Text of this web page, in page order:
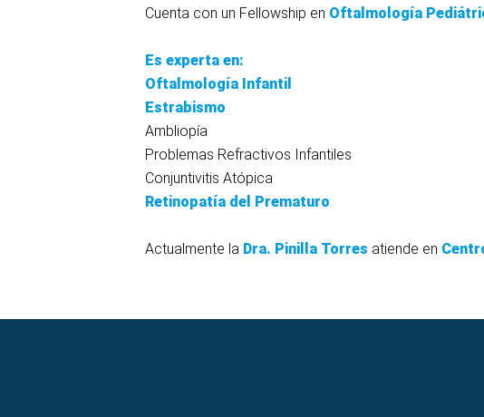
Cuenta con un Fellowship en Oftalmología
Es experta en:
Oftalmología Infantil
Estrabismo
Ambliopía
Problemas Refractivos Infantiles
Conjuntivitis Atópica
Retinopatía del Prematuro
Actualmente la Dra. Pinilla Torres atiende en